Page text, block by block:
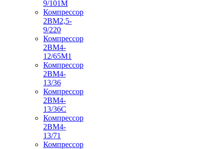
9/101М
Компрессор
2ВМ2,5-
9/220
Компрессор
2ВМ4-
12/65М1
Компрессор
2ВМ4-
13/36
Компрессор
2ВМ4-
13/36С
Компрессор
2ВМ4-
13/71
Компрессор